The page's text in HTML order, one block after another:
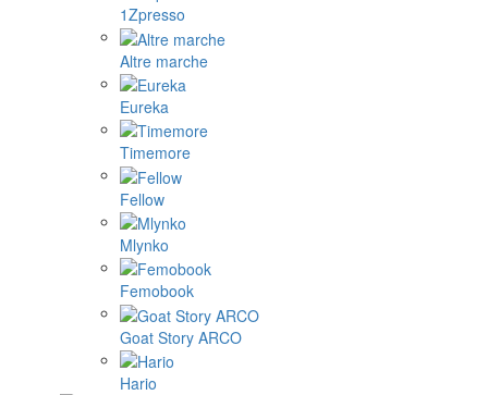
1Zpresso
Altre marche
Eureka
Timemore
Fellow
Mlynko
Femobook
Goat Story ARCO
Hario